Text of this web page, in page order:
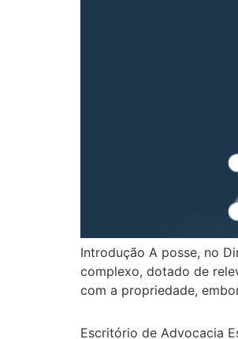
Introdução A posse, no
complexo, dotado de
com a propriedade,
Escritório de Advocacia